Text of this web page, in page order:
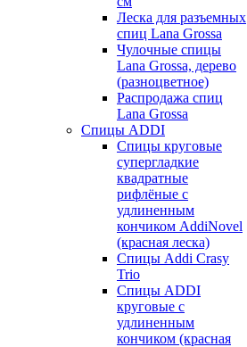
Леска для разъемных
спиц Lana Grossa
Чулочные спицы
Lana Grossa, дерево
(разноцветное)
Распродажа спиц
Lana Grossa
Спицы ADDI
Спицы круговые
супергладкие
квадратные
рифлёные с
удлиненным
кончиком AddiNovel
(красная леска)
Спицы Addi Crasy
Trio
Спицы ADDI
круговые с
удлиненным
кончиком (красная